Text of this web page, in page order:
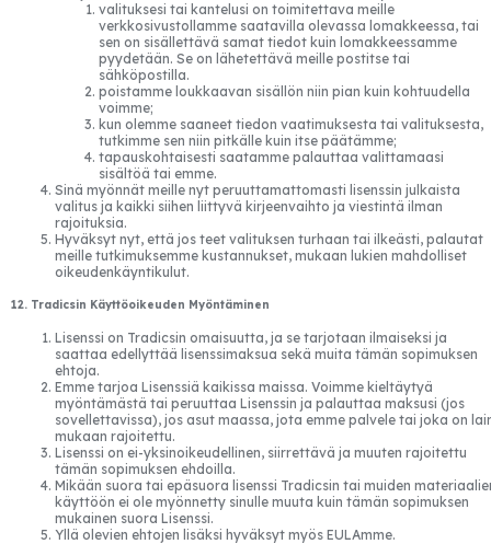
valituksesi tai kantelusi on toimitettava meille
verkkosivustollamme saatavilla olevassa lomakkeessa, tai
sen on sisällettävä samat tiedot kuin lomakkeessamme
pyydetään. Se on lähetettävä meille postitse tai
sähköpostilla.
poistamme loukkaavan sisällön niin pian kuin kohtuudella
voimme;
kun olemme saaneet tiedon vaatimuksesta tai valituksesta,
tutkimme sen niin pitkälle kuin itse päätämme;
tapauskohtaisesti saatamme palauttaa valittamaasi
sisältöä tai emme.
Sinä myönnät meille nyt peruuttamattomasti lisenssin julkaista
valitus ja kaikki siihen liittyvä kirjeenvaihto ja viestintä ilman
rajoituksia.
Hyväksyt nyt, että jos teet valituksen turhaan tai ilkeästi, palautat
meille tutkimuksemme kustannukset, mukaan lukien mahdolliset
oikeudenkäyntikulut.
12. Tradicsin Käyttöoikeuden Myöntäminen
Lisenssi on Tradicsin omaisuutta, ja se tarjotaan ilmaiseksi ja
saattaa edellyttää lisenssimaksua sekä muita tämän sopimuksen
ehtoja.
Emme tarjoa Lisenssiä kaikissa maissa. Voimme kieltäytyä
myöntämästä tai peruuttaa Lisenssin ja palauttaa maksusi (jos
sovellettavissa), jos asut maassa, jota emme palvele tai joka on
mukaan rajoitettu.
Lisenssi on ei-yksinoikeudellinen, siirrettävä ja muuten rajoitettu
tämän sopimuksen ehdoilla.
Mikään suora tai epäsuora lisenssi Tradicsin tai muiden
käyttöön ei ole myönnetty sinulle muuta kuin tämän sopimuksen
mukainen suora Lisenssi.
Yllä olevien ehtojen lisäksi hyväksyt myös EULAmme.